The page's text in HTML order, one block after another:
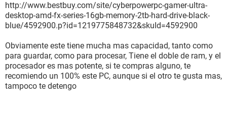
http://www.bestbuy.com/site/cyberpowerpc-gamer-ultra-
desktop-amd-fx-series-16gb-memory-2tb-hard-drive-black-
blue/4592900.p?id=1219775848732&skuId=4592900
Obviamente este tiene mucha mas capacidad, tanto como
para guardar, como para procesar, Tiene el doble de ram, y el
procesador es mas potente, si te compras alguno, te
recomiendo un 100% este PC, aunque si el otro te gusta mas,
tampoco te detengo